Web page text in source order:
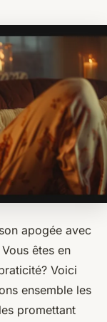
apogée avec
êtes en
Voici
ensemble les
promettant